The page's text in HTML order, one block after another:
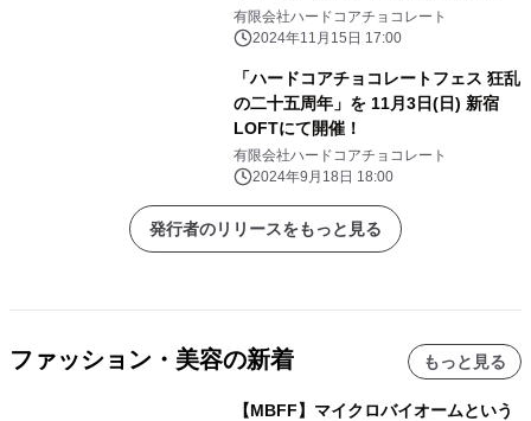
売！ 特別価格にて受注予約受付中！
有限会社ハードコアチョコレート
2024年11月15日 17:00
「ハードコアチョコレートフェス 狂乱
の二十五周年」を 11月3日(日) 新宿
LOFTにて開催！
有限会社ハードコアチョコレート
2024年9月18日 18:00
発行者のリリースをもっと見る
ファッション・美容の新着 もっと見る
【MBFF】マイクロバイオームという